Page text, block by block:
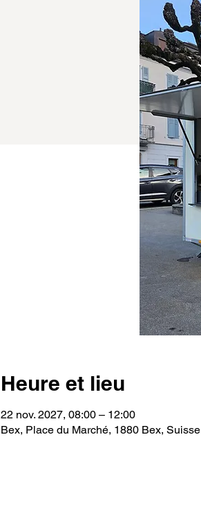
Heure et lieu
22 nov. 2027, 08:00 – 12:00
Bex, Place du Marché, 1880 Bex, Suisse